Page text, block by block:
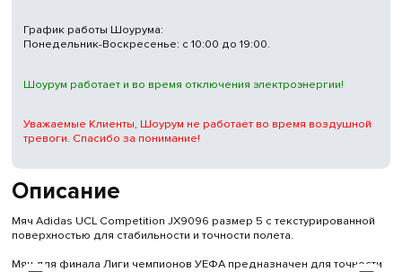
Описание
Мяч Adidas UCL Competition JX9096 размер 5 с текстурированной
поверхностью для стабильности и точности полета.
Мяч для финала Лиги чемпионов УЕФА предназначен для точности
График работы Шоурума:
Понедельник-Воскресенье: с 10:00 до 19:00.
Шоурум работает и во время отключения электроэнергии!
Уважаемые Клиенты, Шоурум не работает во время воздушной
тревоги. Спасибо за понимание!